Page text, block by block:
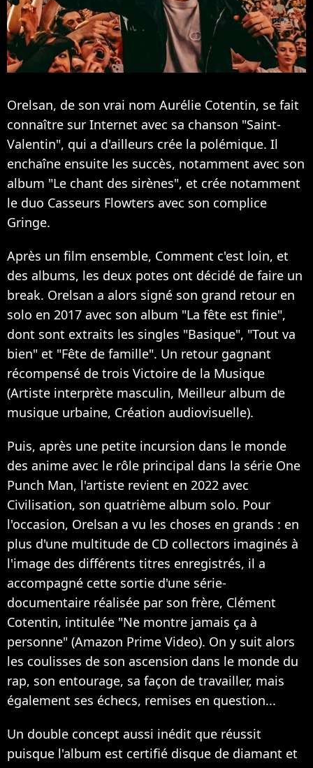
Orelsan, de son vrai nom Aurélie Cotentin, se fait
connaître sur Internet avec sa chanson "Saint-
Valentin", qui a d'ailleurs crée la polémique. Il
enchaîne ensuite les succès, notamment avec son
album "Le chant des sirènes", et crée notamment
le duo Casseurs Flowters avec son complice
Gringe.
Après un film ensemble, Comment c'est loin, et
des albums, les deux potes ont décidé de faire un
break. Orelsan a alors signé son grand retour en
solo en 2017 avec son album "La fête est finie",
dont sont extraits les singles "Basique", "Tout va
bien" et "Fête de famille". Un retour gagnant
récompensé de trois Victoire de la Musique
(Artiste interprète masculin, Meilleur album de
musique urbaine, Création audiovisuelle).
Puis, après une petite incursion dans le monde
des anime avec le rôle principal dans la série One
Punch Man, l'artiste revient en 2022 avec
Civilisation, son quatrième album solo. Pour
l'occasion, Orelsan a vu les choses en grands : en
plus d'une multitude de CD collectors imaginés à
l'image des différents titres enregistrés, il a
accompagné cette sortie d'une série-
documentaire réalisée par son frère, Clément
Cotentin, intitulée "Ne montre jamais ça à
personne" (Amazon Prime Video). On y suit alors
les coulisses de son ascension dans le monde du
rap, son entourage, sa façon de travailler, mais
également ses échecs, remises en question...
Un double concept aussi inédit que réussit
puisque l'album est certifié disque de diamant et